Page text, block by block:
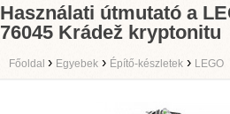
Használati útmutató a
76045 Krádež kryptonitu
Főoldal › Egyebek › Építő-készletek › LEGO